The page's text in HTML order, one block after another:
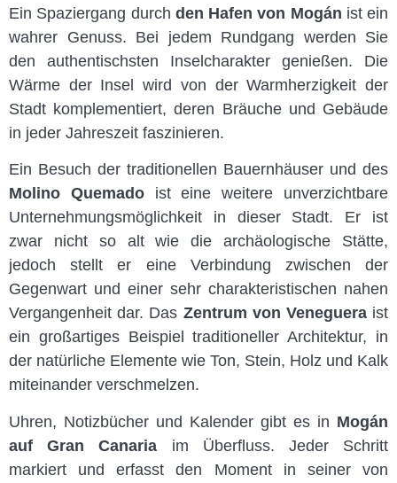
Ein Spaziergang durch den Hafen von Mogán ist ein
wahrer Genuss. Bei jedem Rundgang werden Sie
den authentischsten Inselcharakter genießen. Die
Wärme der Insel wird von der Warmherzigkeit der
Stadt komplementiert, deren Bräuche und Gebäude
in jeder Jahreszeit faszinieren.
Ein Besuch der traditionellen Bauernhäuser und des
Molino Quemadoist eine weitere unverzichtbare
Unternehmungsmöglichkeit in dieser Stadt. Er ist
zwar nicht so alt wie die archäologische Stätte,
jedoch stellt er eine Verbindung zwischen der
Gegenwart und einer sehr charakteristischen nahen
Vergangenheit dar. Das Zentrum von Venegueraist
ein großartiges Beispiel traditioneller Architektur, in
der natürliche Elemente wie Ton, Stein, Holz und Kalk
miteinander verschmelzen.
Uhren, Notizbücher und Kalender gibt es in Mogán
auf Gran Canaria im Überfluss. Jeder Schritt
markiert und erfasst den Moment in seiner von